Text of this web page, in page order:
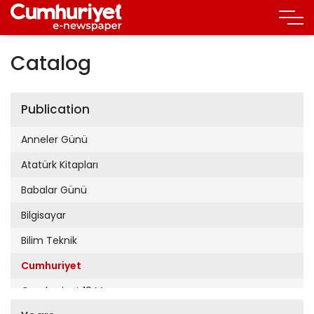
Catalog
Publication
Anneler Günü
Atatürk Kitapları
Babalar Günü
Bilgisayar
Bilim Teknik
Cumhuriyet
Cumhuriyet 19 Mayıs